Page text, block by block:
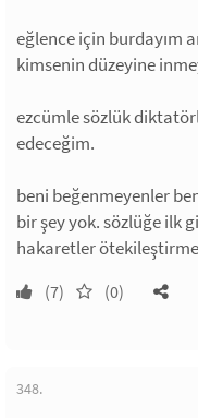
eğlence için burdayım
kimsenin düzeyine
ezcümle sözlük
edeceğim.
beni beğenmeyenler
bir şey yok. sözlüğe ilk
hakaretler
(7) (0)
348.